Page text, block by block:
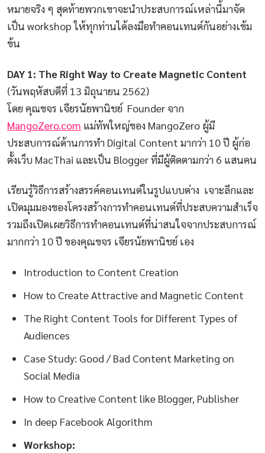
หมายจริง ๆ สุดท้ายพวกเขาจะนำประสบการณ์เหล่านี้มาจัด
เป็น workshop ให้ทุกท่านได้ลงมือทำคอนเทนต์กันอย่างเข้ม
ข้น
DAY 1: The Right Way to Create Magnetic Content
(วันพฤหัสบดีที่ 13 มิถุนายน 2562)
โดย คุณขจร เจียรนัยพานิชย์ Founder จาก
MangoZero.com แม่ทัพใหญ่ของ MangoZero ผู้มี
ประสบการณ์ด้านการทำ Digital Content มากว่า 10 ปี ผู้ก่อ
ตั้งเว็บ MacThai และเป็น Blogger ที่มีผู้ติดตามกว่า 6 แสนคน
เรียนรู้วิธีการสร้างสรรค์คอนเทนต์ในรูปแบบต่าง เจาะลึกและ
เปิดมุมมองของโครงสร้างการทำคอนเทนต์ที่ประสบความสำเร็จ
รวมถึงเปิดเผยวิธีการทำคอนเทนต์ที่น่าสนใจจากประสบการณ์
มากกว่า 10 ปี ของคุณขจร เจียรนัยพานิชย์ เอง
Introduction to Content Creation
How to Create Attractive and Magnetic Content
The Right Content Tools for Different Types of
Audiences
Case Study: Good / Bad Content Marketing on
Social Media
How to Creative Content like Blogger, Publisher
In deep Facebook Algorithm
Workshop: